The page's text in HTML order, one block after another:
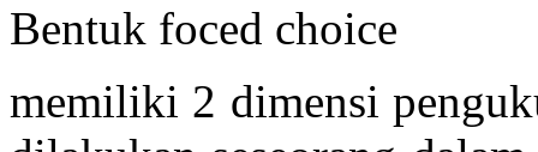
Bentuk foced choice
memiliki 2 dimensi